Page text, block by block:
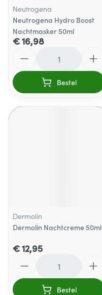
Neutrogena
Neutrogena Hydro Boost
Nachtmasker 50ml
€ 16,98
Bestel
Dermolin
Dermolin Nachtcreme 50ml
€ 12,95
Bestel